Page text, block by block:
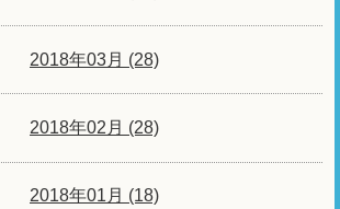
2018年03月 (28)
2018年02月 (28)
2018年01月 (18)